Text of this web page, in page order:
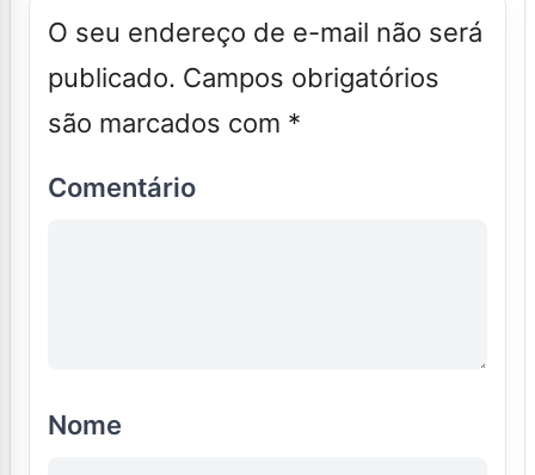
O seu endereço de e-mail não será
publicado. Campos obrigatórios
são marcados com *
Comentário
Nome